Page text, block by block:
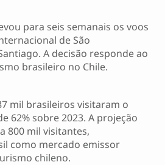
para seis semanais os voos
de São
A decisão responde ao
brasileiro no Chile.
mil brasileiros visitaram o
62% sobre 2023. A projeção
800 mil visitantes,
como mercado emissor
chileno.